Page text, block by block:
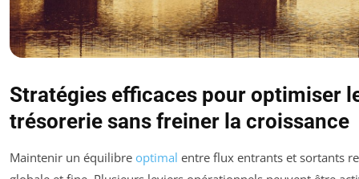
Stratégies efficaces pour optimiser
trésorerie sans freiner la croissance
Maintenir un équilibre optimal entre flux entrants et sortants